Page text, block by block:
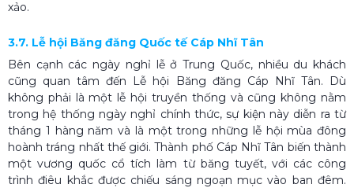
xảo.
3.7. Lễ hội Băng đăng Quốc tế Cáp Nhĩ Tân
Bên cạnh các ngày nghỉ lễ ở Trung Quốc, nhiều du khách
cũng quan tâm đến Lễ hội Băng đăng Cáp Nhĩ Tân. Dù
không phải là một lễ hội truyền thống và cũng không nằm
trong hệ thống ngày nghỉ chính thức, sự kiện này diễn ra từ
tháng 1 hàng năm và là một trong những lễ hội mùa đông
hoành tráng nhất thế giới. Thành phố Cáp Nhĩ Tân biến thành
một vương quốc cổ tích làm từ băng tuyết, với các công
trình điêu khắc được chiếu sáng ngoạn mục vào ban đêm.